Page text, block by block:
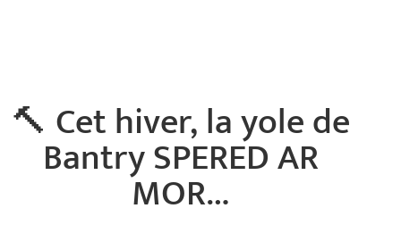
🔨 Cet hiver, la yole de
Bantry SPERED AR
MOR…